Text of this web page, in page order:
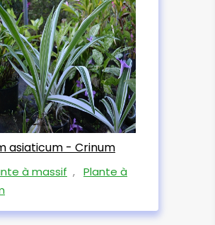
asiaticum - Crinum
à massif , Plante à